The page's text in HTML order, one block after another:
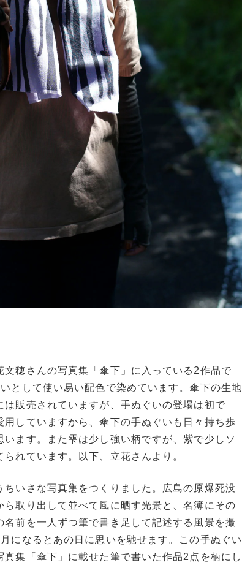
文穂さんの写真集「傘下」に入っている2作品で
として使い易い配色で染めています。傘下の生地
は販売されていますが、手ぬぐいの登場は初で
用していますから、傘下の手ぬぐいも日々持ち歩
います。また雫は少し強い柄ですが、紫で少しソ
れています。以下、立花さんより。
ちいさな写真集をつくりました。広島の原爆死没
ら取り出して並べて風に晒す光景と、名簿にその
名前を一人ずつ筆で書き足して記述する風景を撮
になるとあの日に思いを馳せます。この手ぬぐい
真集「傘下」に載せた筆で書いた作品2点を柄にし